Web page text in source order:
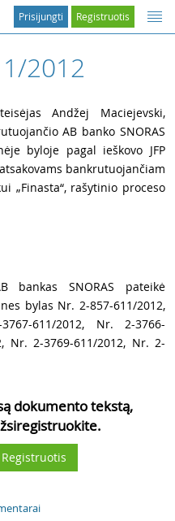
Registruotis
Prisijungti
2012
Andžej Maciejevski,
AB banko SNORAS
byloje pagal ieškovo JFP
bankrutuojančiam
„Finasta“, rašytinio proceso
bankas SNORAS pateikė
bylas Nr. 2-857-611/2012,
611/2012, Nr. 2-3766-
Nr. 2-3769-611/2012, Nr. 2-
dokumento tekstą,
Registruotis